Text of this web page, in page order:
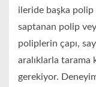
ileride başka
saptanan polip
poliplerin çapı,
aralıklarla tarama
gerekiyor.